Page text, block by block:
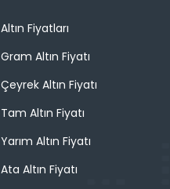
Altın Fiyatları
Gram Altın Fiyatı
Çeyrek Altın Fiyatı
Tam Altın Fiyatı
Yarım Altın Fiyatı
Ata Altın Fiyatı